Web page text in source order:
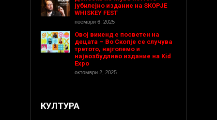
јубилејно издание на SKOPJE
WHISKEY FEST
ноември 6, 2025
Овој викенд е посветен на
децата – Во Скопје се случува
третото, најголемо и
највозбудливо издание на Kid
Expo
октомври 2, 2025
КУЛТУРА